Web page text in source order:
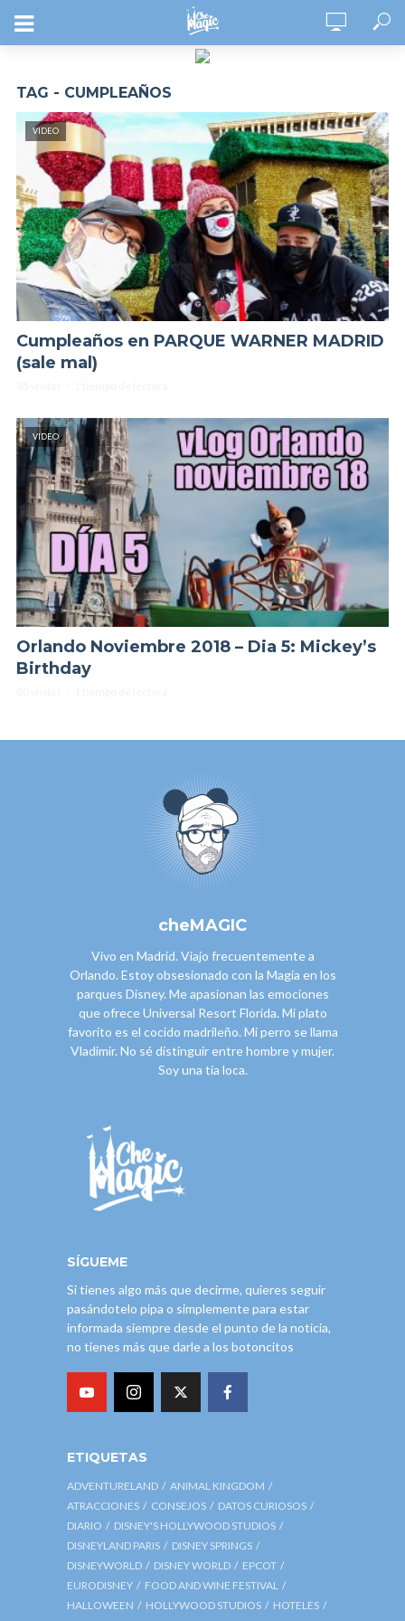
TAG - CUMPLEAÑOS
VIDEO
Cumpleaños en PARQUE WARNER MADRID
(sale mal)
VIDEO
Orlando Noviembre 2018 – Dia 5: Mickey’s
Birthday
cheMAGIC
Vivo en Madrid. Viajo frecuentemente a
Orlando. Estoy obsesionado con la Magia en los
parques Disney. Me apasionan las emociones
que ofrece Universal Resort Florida. Mi plato
favorito es el cocido madrileño. Mi perro se llama
Vladimir. No sé distinguir entre hombre y mujer.
Soy una tía loca.
SÍGUEME
Si tienes algo más que decirme, quieres seguir
pasándotelo pipa o simplemente para estar
informada siempre desde el punto de la noticia,
no tienes más que darle a los botoncitos
ETIQUETAS
ADVENTURELAND
ANIMAL KINGDOM
ATRACCIONES
CONSEJOS
DATOS CURIOSOS
DIARIO
DISNEY'S HOLLYWOOD STUDIOS
DISNEYLAND PARIS
DISNEY SPRINGS
DISNEYWORLD
DISNEY WORLD
EPCOT
EURODISNEY
FOOD AND WINE FESTIVAL
HALLOWEEN
HOLLYWOOD STUDIOS
HOTELES